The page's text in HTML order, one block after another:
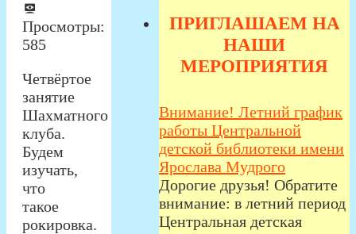
Просмотры:
585
Четвёртое
занятие
Шахматного
клуба.
Будем
изучать,
что
такое
рокировка.
ПРИГЛАШАЕМ НА
НАШИ
МЕРОПРИЯТИЯ
Внимание! Летний график
работы Центральной
детской библиотеки имени
Ярослава Мудрого
Дорогие друзья! Обратите
внимание: в летний период
Центральная детская